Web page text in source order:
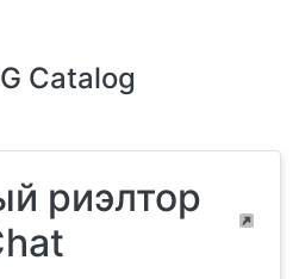
Catalog
риэлтор